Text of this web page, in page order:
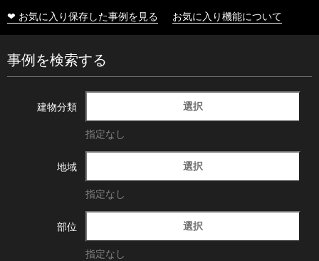
❤ お気に入り保存した事例を見る お気に入り機能について
事例を検索する
建物分類 選択
指定なし
地域 選択
指定なし
部位 選択
指定なし